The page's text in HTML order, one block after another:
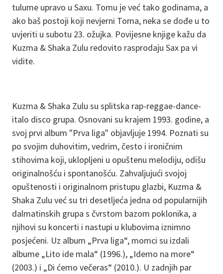
tulume upravo u Saxu. Tomu je već tako godinama, a
ako baš postoji koji nevjerni Toma, neka se dođe u to
uvjeriti u subotu 23. ožujka. Povijesne knjige kažu da
Kuzma & Shaka Zulu redovito rasprodaju Sax pa vi
vidite.
Kuzma & Shaka Zulu su splitska rap-reggae-dance-
italo disco grupa. Osnovani su krajem 1993. godine, a
svoj prvi album "Prva liga" objavljuje 1994. Poznati su
po svojim duhovitim, vedrim, često i ironičnim
stihovima koji, uklopljeni u opuštenu melodiju, odišu
originalnošću i spontanošću. Zahvaljujući svojoj
opuštenosti i originalnom pristupu glazbi, Kuzma &
Shaka Zulu već su tri desetljeća jedna od popularnijih
dalmatinskih grupa s čvrstom bazom poklonika, a
njihovi su koncerti i nastupi u klubovima iznimno
posjećeni. Uz album „Prva liga“, momci su izdali
albume „Lito ide mala“ (1996.), „Idemo na more“
(2003.) i „Di ćemo večeras“ (2010.). U zadnjih par